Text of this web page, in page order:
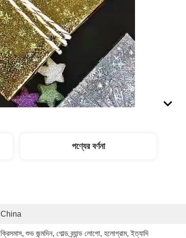
পণ্যের বর্ণনা
China
ক্রিসমাস, শুভ জন্মদিন, গোল্ড ব্র্যান্ড লোগো, হলোগ্রাম, ইত্যাদি